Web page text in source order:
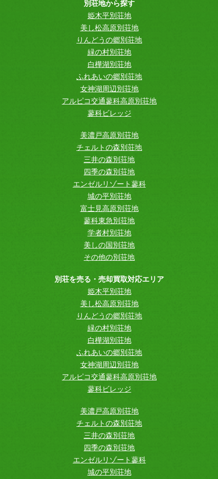
別荘地から探す
姫木平別荘地
美し松高原別荘地
りんどうの郷別荘地
緑の村別荘地
白樺湖別荘地
ふれあいの郷別荘地
女神湖周辺別荘地
アルピコ交通蓼科高原別荘地
蓼科ビレッジ
美濃戸高原別荘地
チェルトの森別荘地
三井の森別荘地
四季の森別荘地
エンゼルリゾート蓼科
城の平別荘地
富士見高原別荘地
蓼科東急別荘地
学者村別荘地
美しの国別荘地
その他の別荘地
別荘を売る・売却買取対応エリア
姫木平別荘地
美し松高原別荘地
りんどうの郷別荘地
緑の村別荘地
白樺湖別荘地
ふれあいの郷別荘地
女神湖周辺別荘地
アルピコ交通蓼科高原別荘地
蓼科ビレッジ
美濃戸高原別荘地
チェルトの森別荘地
三井の森別荘地
四季の森別荘地
エンゼルリゾート蓼科
城の平別荘地